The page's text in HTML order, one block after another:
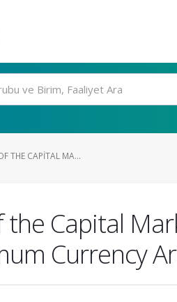
THE CAPITAL MA...
Capital
Currency